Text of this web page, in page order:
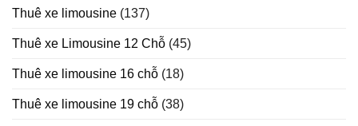
Thuê xe limousine (137)
Thuê xe Limousine 12 Chỗ (45)
Thuê xe limousine 16 chỗ (18)
Thuê xe limousine 19 chỗ (38)